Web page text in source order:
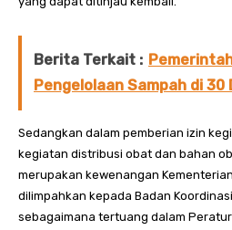
Berita Terkait :
Pengelolaan Sampah di 30
Sedangkan dalam pemberian izin
kegiatan distribusi obat dan bahan
merupakan kewenangan
dilimpahkan kepada Badan
sebagaimana tertuang dalam